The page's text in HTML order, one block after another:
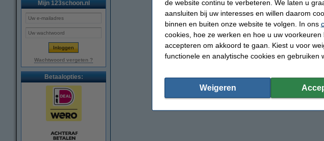
Mijn 123schoon.nl
Wachtwoord vergeten ?
Betaalopties:
de website continu te verbeteren. We laten u
aansluiten bij uw interesses en willen daarom
binnen en buiten onze website te volgen. In ons
cookies, hoe ze werken en hoe u uw
accepteren om akkoord te gaan. Kiest u voor
functionele en analytische cookies en gebruiken
Weigeren